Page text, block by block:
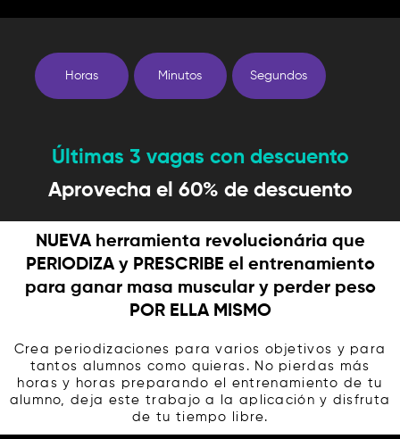
Horas Minutos Segundos
Últimas 3 vagas con descuento
Aprovecha el 60% de descuento​
NUEVA herramienta revolucionária que
PERIODIZA y PRESCRIBE el entrenamiento
para ganar masa muscular y perder peso
POR ELLA MISMO​​
Crea periodizaciones para varios objetivos y para
tantos alumnos como quieras. No pierdas más
horas y horas preparando el entrenamiento de tu
alumno, deja este trabajo a la aplicación y disfruta
de tu tiempo libre.